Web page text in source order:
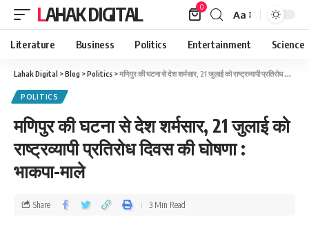
LAHAK DIGITAL 0
Aa
Literature Business Politics Entertainment Science
Lahak Digital >Blog >Politics >मणिपुर की घटना से देश शर्मसार, 21 जुलाई को राष्ट्रव्यापी प्रतिरोध दिवस की घोषणा : भाकपा-माले
POLITICS
मणिपुर की घटना से देश शर्मसार, 21 जुलाई को
राष्ट्रव्यापी प्रतिरोध दिवस की घोषणा :
भाकपा-माले
Share 3 Min Read